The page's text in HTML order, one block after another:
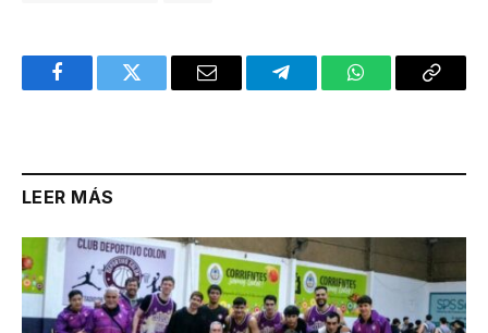
FacebookTwitter Email TelegramWhatsAppCopy
LEER MÁS